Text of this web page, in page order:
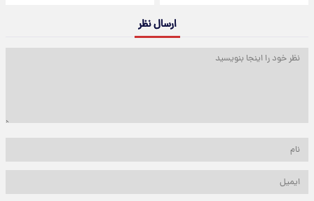
ارسال نظر